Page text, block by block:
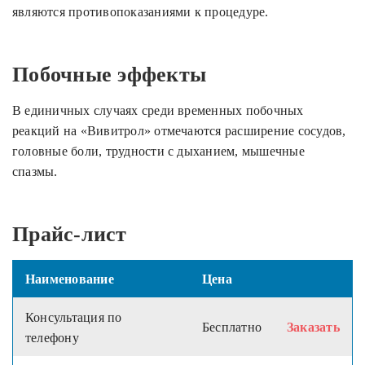
являются противопоказаниями к процедуре.
Побочные эффекты
В единичных случаях среди временных побочных
реакций на «Вивитрол» отмечаются расширение сосудов,
головные боли, трудности с дыханием, мышечные
спазмы.
Прайс-лист
Наименование Цена
Консультация по
телефону
Бесплатно Заказать